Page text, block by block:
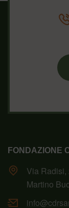
FONDAZIONE
Via Radisi,
Martino